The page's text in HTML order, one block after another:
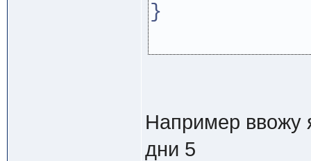
}
Например ввожу
дни 5